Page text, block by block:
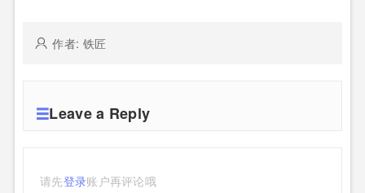
作者: 铁匠
Leave a Reply
请先登录账户再评论哦